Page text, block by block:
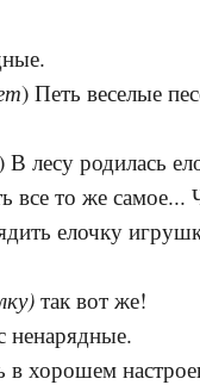
) Петь веселые
В лесу родилась
все то же самое...
елочку
так вот же!
ненарядные.
в хорошем